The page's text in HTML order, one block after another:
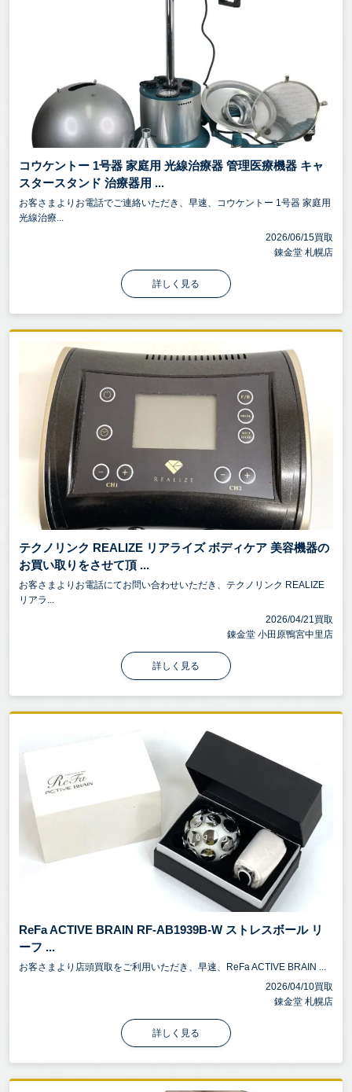
コウケントー 1号器 家庭用 光線治療器 管理医療機器 キャ
スタースタンド 治療器用 ...
お客さまよりお電話でご連絡いただき、早速、コウケントー 1号器 家庭用
光線治療...
2026/06/15買取
錬金堂 札幌店
詳しく見る
テクノリンク REALIZE リアライズ ボディケア 美容機器の
お買い取りをさせて頂 ...
お客さまよりお電話にてお問い合わせいただき、テクノリンク REALIZE
リアラ...
2026/04/21買取
錬金堂 小田原鴨宮中里店
詳しく見る
ReFa ACTIVE BRAIN RF-AB1939B-W ストレスボール リ
ーフ ...
お客さまより店頭買取をご利用いただき、早速、ReFa ACTIVE BRAIN ...
2026/04/10買取
錬金堂 札幌店
詳しく見る